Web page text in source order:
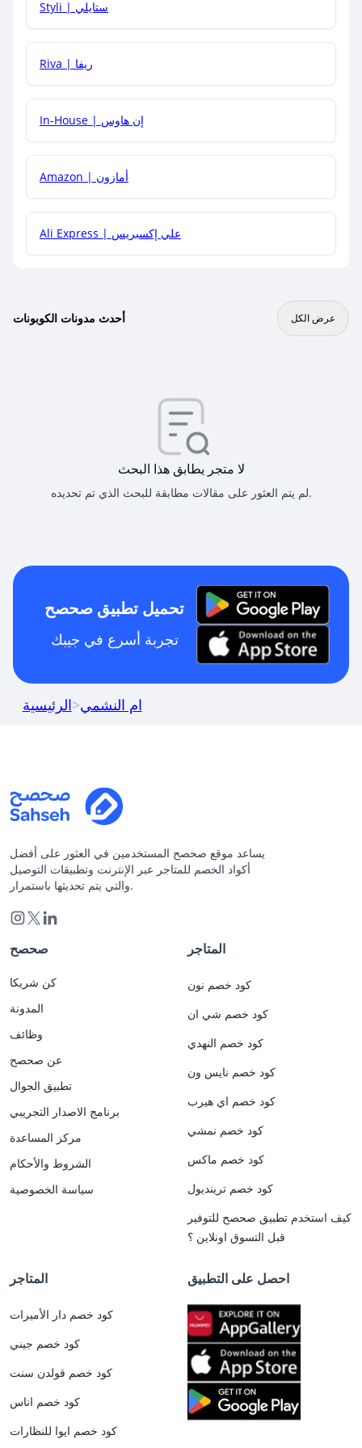
هل يمكنني جمع كود خصم مع العروض الأخرى؟
Styli | ستايلي
Riva | ريفا
In-House | إن هاوس
Amazon | أمازون
Ali Express | علي إكسبريس
أحدث مدونات الكوبونات عرض الكل
لا متجر يطابق هذا البحث
لم يتم العثور على مقالات مطابقة للبحث الذي تم تحديده.
تحميل تطبيق صحصح
تجربة أسرع في جيبك
الرئيسية>ام النشمي
يساعد موقع صحصح المستخدمين في العثور على أفضل
أكواد الخصم للمتاجر عبر الإنترنت وتطبيقات التوصيل
والتي يتم تحديثها باستمرار.
صحصح
كن شريكا
المدونة
وظائف
عن صحصح
تطبيق الجوال
برنامج الاصدار التجريبي
مركز المساعدة
الشروط والأحكام
سياسة الخصوصية
المتاجر
كود خصم نون
كود خصم شي ان
كود خصم النهدي
كود خصم نايس ون
كود خصم اي هيرب
كود خصم نمشي
كود خصم ماكس
كود خصم ترينديول
كيف استخدم تطبيق صحصح للتوفير
قبل التسوق اونلاين ؟
المتاجر
كود خصم دار الأميرات
كود خصم جيني
كود خصم قولدن سنت
كود خصم اناس
كود خصم ايوا للنظارات
احصل على التطبيق